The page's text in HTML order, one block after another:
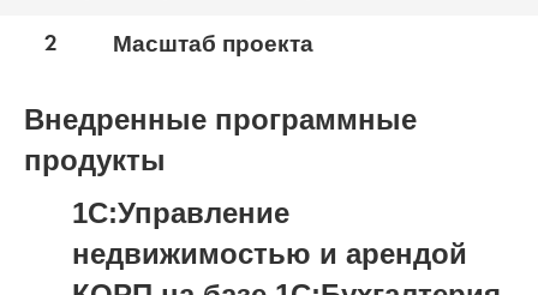
2 Масштаб проекта
Внедренные программные
продукты
1С:Управление
недвижимостью и арендой